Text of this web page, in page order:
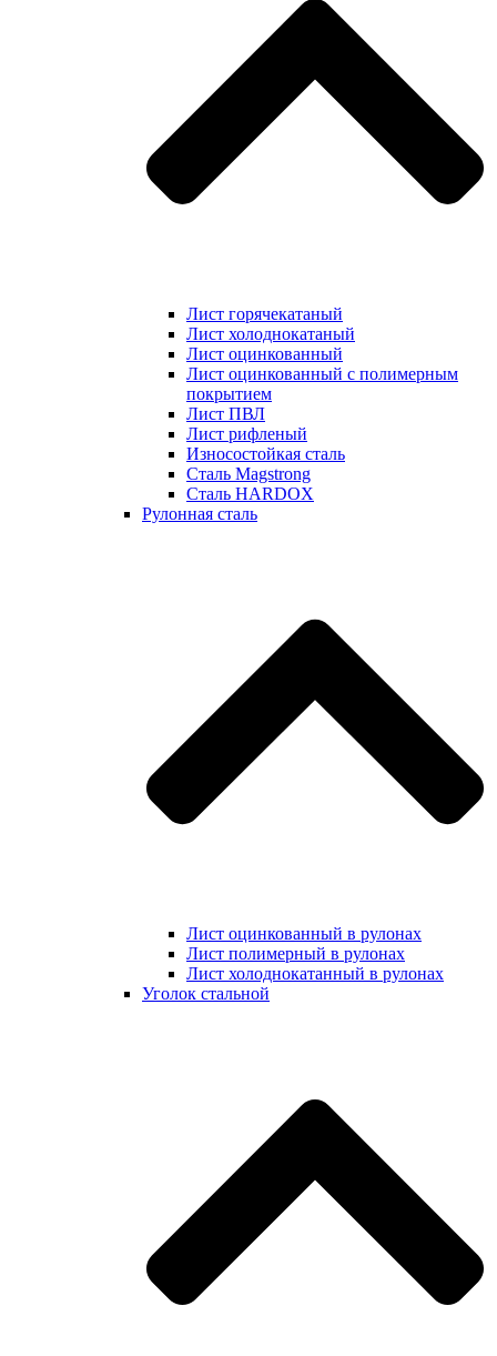
Лист горячекатаный
Лист холоднокатаный
Лист оцинкованный
Лист оцинкованный с полимерным
покрытием
Лист ПВЛ
Лист рифленый
Износостойкая сталь
Сталь Magstrong
Сталь HARDOX
Рулонная сталь
Лист оцинкованный в рулонах
Лист полимерный в рулонах
Лист холоднокатанный в рулонах
Уголок стальной